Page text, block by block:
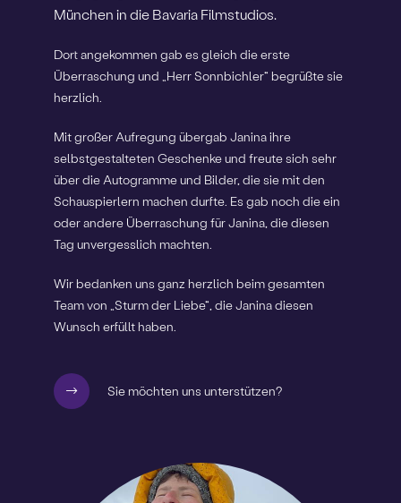
München in die Bavaria Filmstudios.
Dort angekommen gab es gleich die erste
Überraschung und „Herr Sonnbichler“ begrüßte sie
herzlich.
Mit großer Aufregung übergab Janina ihre
selbstgestalteten Geschenke und freute sich sehr
über die Autogramme und Bilder, die sie mit den
Schauspierlern machen durfte. Es gab noch die ein
oder andere Überraschung für Janina, die diesen
Tag unvergesslich machten.
Wir bedanken uns ganz herzlich beim gesamten
Team von „Sturm der Liebe“, die Janina diesen
Wunsch erfüllt haben.
Sie möchten uns unterstützen?